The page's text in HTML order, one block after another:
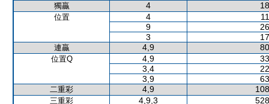
獨贏
4
位置 4
9
3
連贏 4,9
位置Q 4,9
3,4
3,9
二重彩 4,9
三重彩 4,9,3